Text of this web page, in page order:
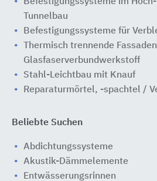
Tunnelbau
Befestigungssysteme für
Thermisch trennende
Glasfaserverbundwerkstoff
Stahl-Leichtbau mit Knauf
Reparaturmörtel, -spachtel /
Beliebte Suchen
Abdichtungssysteme
Akustik-Dämmelemente
Entwässerungsrinnen